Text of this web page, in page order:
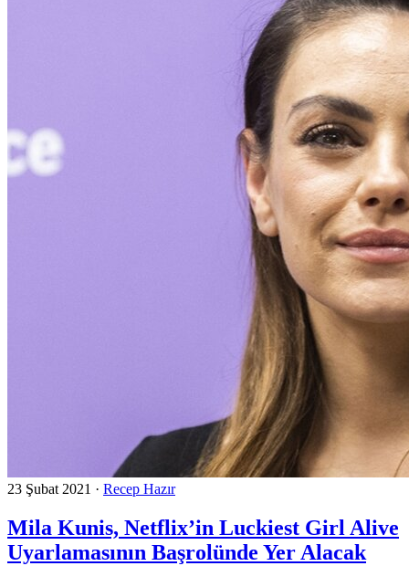
23 Şubat 2021 · Recep Hazır
Mila Kunis, Netflix’in Luckiest Girl Alive
Uyarlamasının Başrolünde Yer Alacak